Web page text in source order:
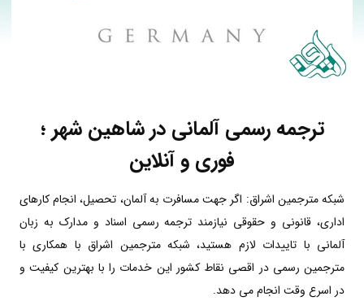
ترجمه رسمی آلمانی در شاهین شهر ؛
فوری و آنلاین
شبکه مترجمین اشراق: اگر جهت مسافرت به آلمان، تحصیل، انجام کارهای
اداری، قانونی و حقوقی نیازمند ترجمه رسمی اسناد و مدارک به زبان
آلمانی با تاییدات لازم هستید، شبکه مترجمین اشراق با همکاری با
مترجمین رسمی در اقصی نقاط کشور این خدمات را با بهترین کیفیت و
در اسرع وقت انجام می دهد.